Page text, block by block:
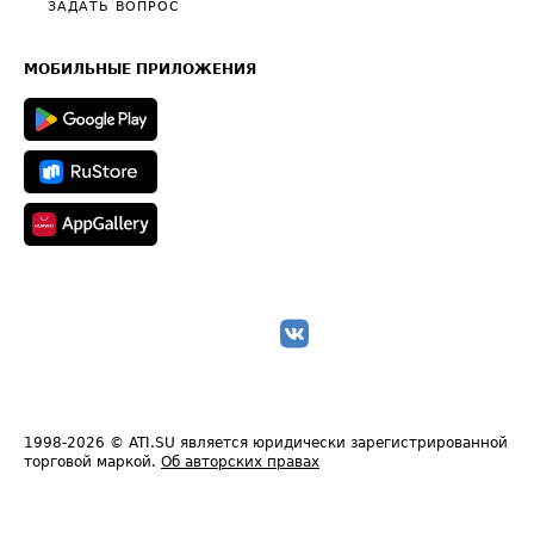
Общие положения
Техническая информация
ЗАДАТЬ ВОПРОС
МОБИЛЬНЫЕ ПРИЛОЖЕНИЯ
1998-2026 © ATI.SU является юридически зарегистрированной
торговой маркой. Об авторских правах